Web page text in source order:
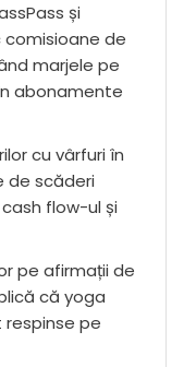
și
de
marjele pe
abonamente
cu vârfuri în
de scăderi
flow-ul și
pe afirmații de
că yoga
pe